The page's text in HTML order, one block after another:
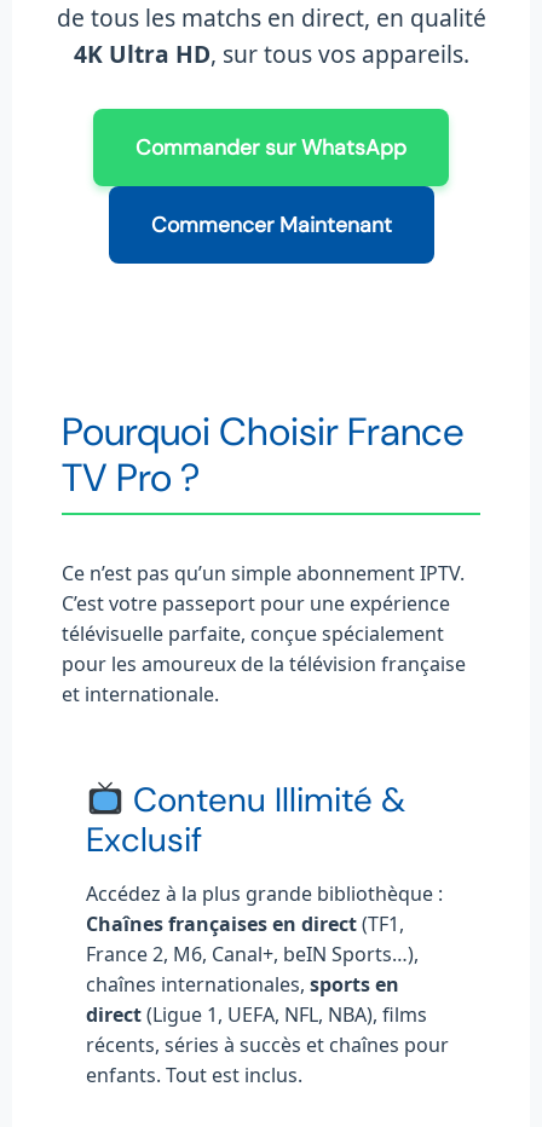
de tous les matchs en direct, en qualité
4K Ultra HD, sur tous vos appareils.
Commander sur WhatsApp
Commencer Maintenant
Pourquoi Choisir France
TV Pro ?
Ce n’est pas qu’un simple abonnement IPTV.
C’est votre passeport pour une expérience
télévisuelle parfaite, conçue spécialement
pour les amoureux de la télévision française
et internationale.
Contenu Illimité &
Exclusif
Accédez à la plus grande bibliothèque :
Chaînes françaises en direct(TF1,
France 2, M6, Canal+, beIN Sports…),
chaînes internationales, sports en
direct(Ligue 1, UEFA, NFL, NBA), films
récents, séries à succès et chaînes pour
enfants. Tout est inclus.